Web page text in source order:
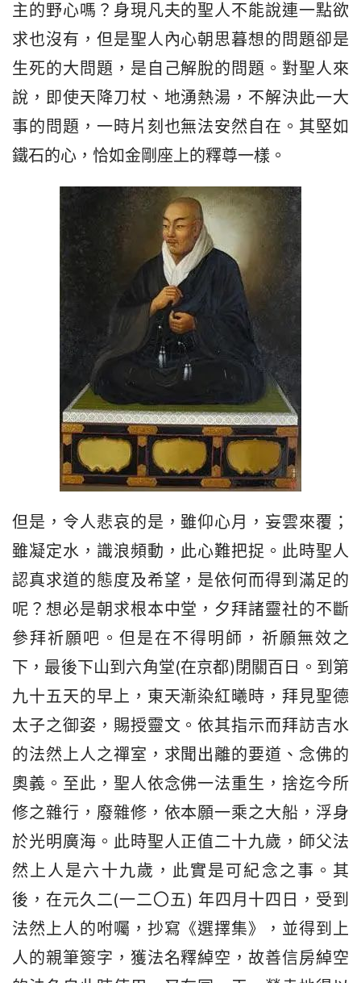
主的野心嗎？身現凡夫的聖人不能說連一點欲
求也沒有，但是聖人內心朝思暮想的問題卻是
生死的大問題，是自己解脫的問題。對聖人來
說，即使天降刀杖、地湧熱湯，不解決此一大
事的問題，一時片刻也無法安然自在。其堅如
鐵石的心，恰如金剛座上的釋尊一樣。
但是，令人悲哀的是，雖仰心月，妄雲來覆；
雖凝定水，識浪頻動，此心難把捉。此時聖人
認真求道的態度及希望，是依何而得到滿足的
呢？想必是朝求根本中堂，夕拜諸靈社的不斷
參拜祈願吧。但是在不得明師，祈願無效之
下，最後下山到六角堂(在京都)閉關百日。到第
九十五天的早上，東天漸染紅曦時，拜見聖德
太子之御姿，賜授靈文。依其指示而拜訪吉水
的法然上人之禪室，求聞出離的要道、念佛的
奧義。至此，聖人依念佛一法重生，捨迄今所
修之雜行，廢雜修，依本願一乘之大船，浮身
於光明廣海。此時聖人正值二十九歲，師父法
然上人是六十九歲，此實是可紀念之事。其
後，在元久二(一二〇五) 年四月十四日，受到
法然上人的咐囑，抄寫《選擇集》，並得到上
人的親筆簽字，獲法名釋綽空，故善信房綽空